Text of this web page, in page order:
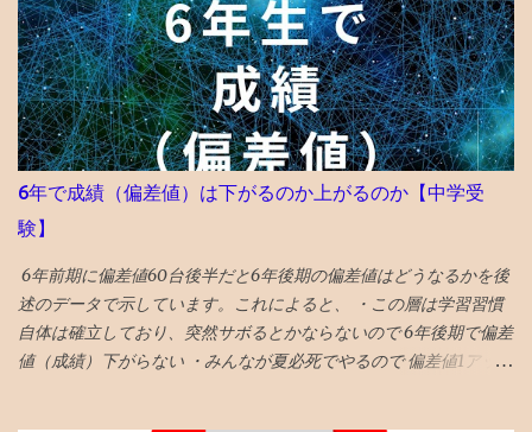
6年で成績（偏差値）は下がるのか上がるのか【中学受
験】
6年前期に偏差値60台後半だと6年後期の偏差値はどうなるかを後
述のデータで示しています。これによると、 ・この層は学習習慣
自体は確立しており、突然サボるとかならないので 6年後期で偏差
値（成績）下がらない ・みんなが夏必死でやるので 偏差値1アップ